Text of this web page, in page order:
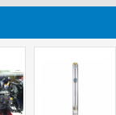
ÁP –